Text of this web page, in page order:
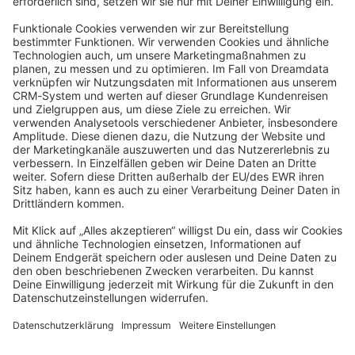
community@shopware.com
Company
Press
Jobs
Newsletter
Store
Shopware 6 Handbook by
Splendid (German)
Shopware 6 - Product Feedback &